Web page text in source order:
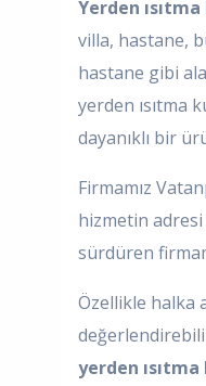
Yerden
villa, hastane,
hastane gibi
yerden ısıtma
dayanıklı bir
Firmamız
hizmetin
sürdüren
Özellikle halka
yerden